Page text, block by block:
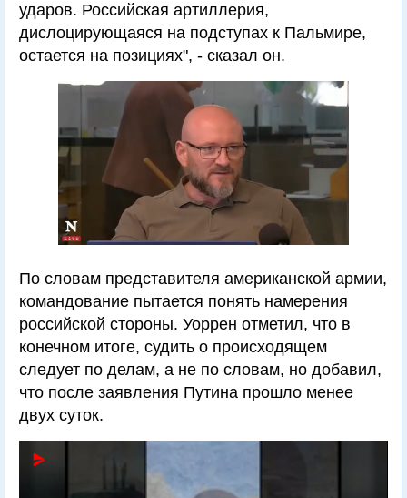
ударов. Российская артиллерия,
дислоцирующаяся на подступах к Пальмире,
остается на позициях", - сказал он.
По словам представителя американской армии,
командование пытается понять намерения
российской стороны. Уоррен отметил, что в
конечном итоге, судить о происходящем
следует по делам, а не по словам, но добавил,
что после заявления Путина прошло менее
двух суток.